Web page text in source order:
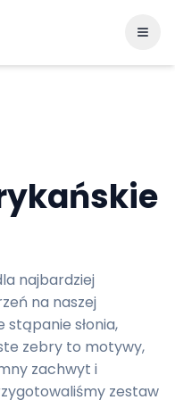
najbardziej
na naszej
stąpanie słonia,
zebry to motywy,
zachwyt i
zestaw